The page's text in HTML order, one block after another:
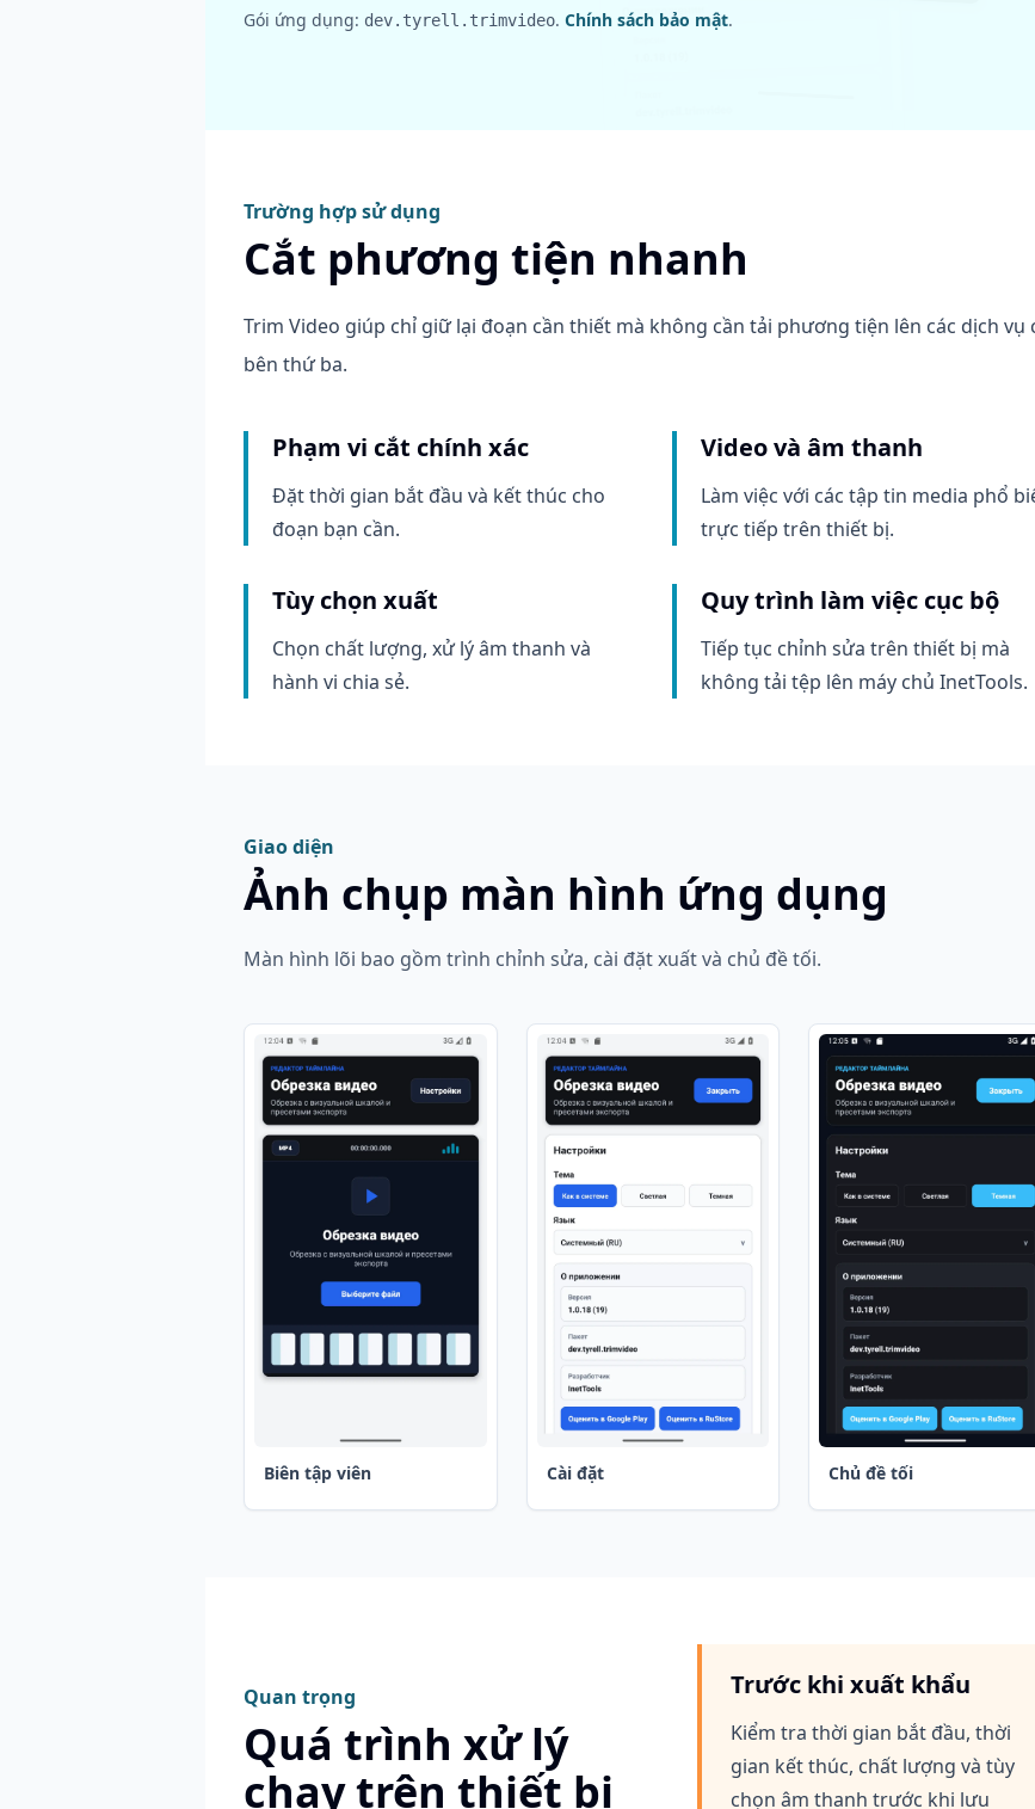
Gói ứng dụng: dev.tyrell.trimvideo. Chính sách bảo mật.
Trường hợp sử dụng
Cắt phương tiện nhanh
Trim Video giúp chỉ giữ lại đoạn cần thiết mà không cần tải phương tiện lên các dịch vụ
bên thứ ba.
Phạm vi cắt chính xác
Đặt thời gian bắt đầu và kết thúc cho
đoạn bạn cần.
Video và âm thanh
Làm việc với các tập tin media phổ
trực tiếp trên thiết bị.
Tùy chọn xuất
Chọn chất lượng, xử lý âm thanh và
hành vi chia sẻ.
Quy trình làm việc cục bộ
Tiếp tục chỉnh sửa trên thiết bị mà
không tải tệp lên máy chủ InetTools.
Giao diện
Ảnh chụp màn hình ứng dụng
Màn hình lõi bao gồm trình chỉnh sửa, cài đặt xuất và chủ đề tối.
Biên tập viên Cài đặt Chủ đề tối
Quan trọng
Quá trình xử lý
chạy trên thiết bị
Trước khi xuất khẩu
Kiểm tra thời gian bắt đầu, thời
gian kết thúc, chất lượng và tùy
chọn âm thanh trước khi lưu